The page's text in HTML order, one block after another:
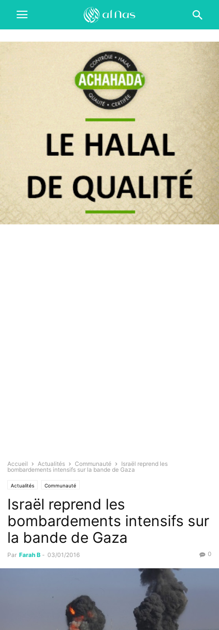
Accueil Actualités Communauté
Israël reprend les
bombardements intensifs sur la bande de Gaza
Actualités Communauté
Israël reprend les
bombardements intensifs sur
la bande de Gaza
Par Farah B - 03/01/2016 0